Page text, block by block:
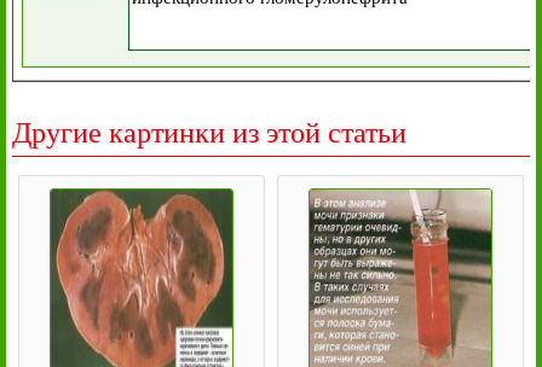
Другие картинки из этой статьи